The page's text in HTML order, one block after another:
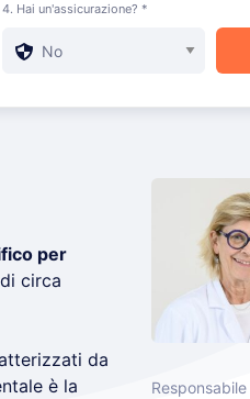
4. Hai un'assicurazione? *
per
circa
da
è la
Responsabile